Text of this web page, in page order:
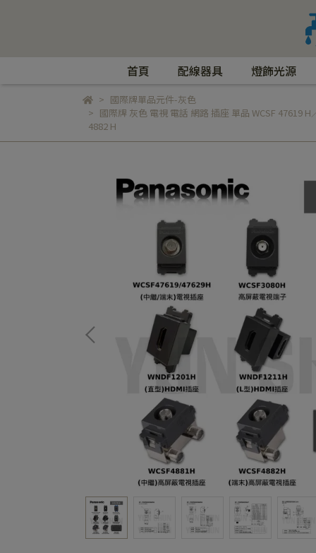
首頁 配線器具 燈飾光源
國際牌單品元件-灰色
國際牌 灰色 電視 電話 網路 插座 單品 WCSF 47619 H
4882 H